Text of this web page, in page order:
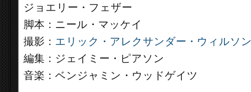
ジョエリー・フェザー
脚本：ニール・マッケイ
撮影： エリック・アレクサンダー・ウィルソン
編集：ジェイミー・ピアソン
音楽：ベンジャミン・ウッドゲイツ